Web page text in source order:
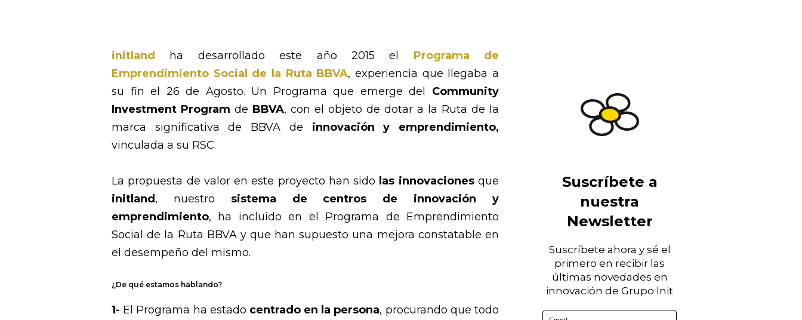
initland ha desarrollado este año 2015 el Programa de
Emprendimiento Social de la Ruta BBVA, experiencia que llegaba a
su fin el 26 de Agosto. Un Programa que emerge del Community
Investment Program de BBVA, con el objeto de dotar a la Ruta de la
marca significativa de BBVA de innovación y emprendimiento,
vinculada a su RSC.
La propuesta de valor en este proyecto han sido las innovacionesque
initland , nuestro sistema de centros de innovación y
emprendimiento, ha incluido en el Programa de Emprendimiento
Social de la Ruta BBVA y que han supuesto una mejora constatable en
el desempeño del mismo.
¿De qué estamos hablando?
1- El Programa ha estado centrado en la persona, procurando que todo